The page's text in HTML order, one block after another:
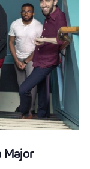
Major